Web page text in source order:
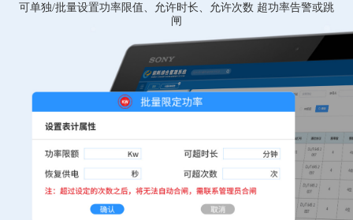
可单独/批量设置功率限值、允许时长、允许次数 超功率告警或跳
闸